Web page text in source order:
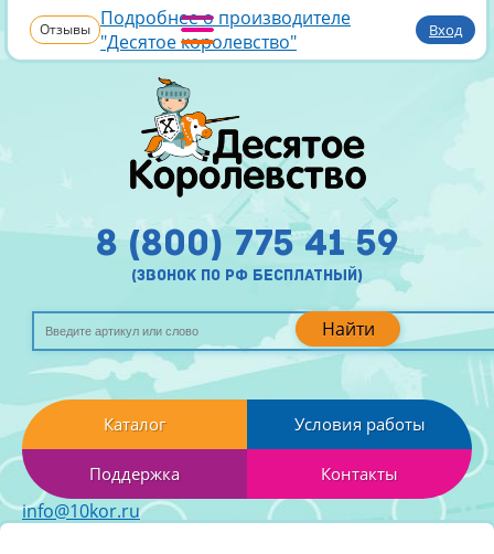
Отзывы Подробнее о производителе
"Десятое королевство"
Вход
Найти
8 (800) 775 41 59
(звонок по рф бесплатный)
Каталог Условия работы
Поддержка Контакты
info@10kor.ru